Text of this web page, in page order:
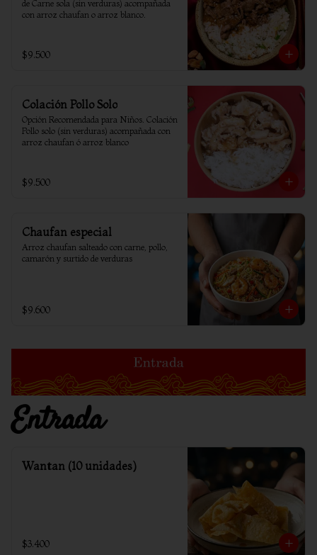
de Carne sola (sin verduras) acompañada
con arroz chaufan o arroz blanco.
$9.500
Colación Pollo Solo
Opción Recomendada para Niños. Colación
Pollo solo (sin verduras) acompañada con
arroz chaufan ó arroz blanco
$9.500
Chaufan especial
Arroz chaufan salteado con carne, pollo,
camarón y surtido de verduras
$9.600
Entrada
Wantan (10 unidades)
$3.400